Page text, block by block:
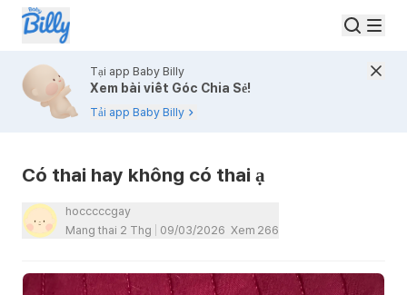
Tại app Baby Billy
Xem bài viết Góc Chia Sẻ!
Tải app Baby Billy
Có thai hay không có thai ạ
hocccccgay
Mang thai 2 Thg
09/03/2026 Xem 266